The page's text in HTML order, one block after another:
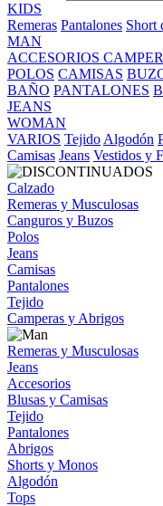
KIDS
Remeras Pantalones Short
MAN
ACCESORIOS
POLOS CAMISAS
BAÑO PANTALONES
JEANS
WOMAN
VARIOS Tejido Algodón
Camisas Jeans Vestidos y
Calzado
Remeras y Musculosas
Canguros y Buzos
Polos
Jeans
Camisas
Pantalones
Tejido
Camperas y Abrigos
Remeras y Musculosas
Jeans
Accesorios
Blusas y Camisas
Tejido
Pantalones
Abrigos
Shorts y Monos
Algodón
Tops